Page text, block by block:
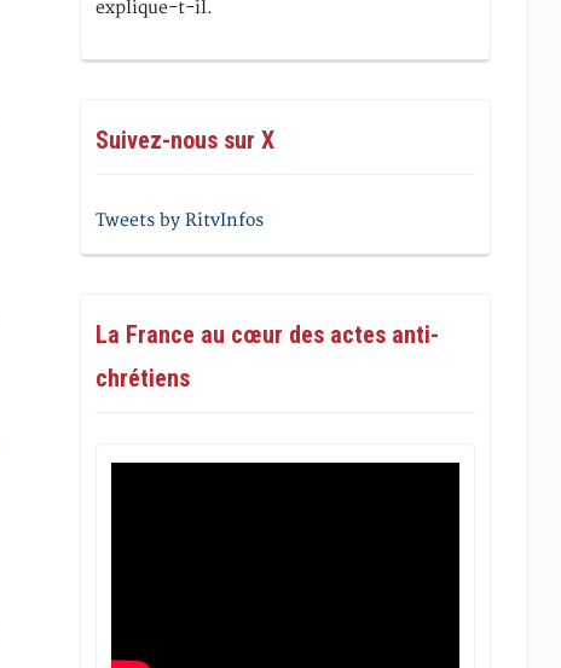
explique-t-il.
Suivez-nous sur X
Tweets by RitvInfos
La France au cœur des actes anti-
chrétiens